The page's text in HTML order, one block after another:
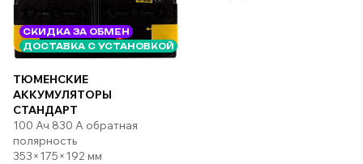
СКИДКА ЗА ОБМЕН
ДОСТАВКА С УСТАНОВКОЙ
ТЮМЕНСКИЕ
АККУМУЛЯТОРЫ
СТАНДАРТ
100 Ач 830 А обратная
полярность
353×175×192 мм